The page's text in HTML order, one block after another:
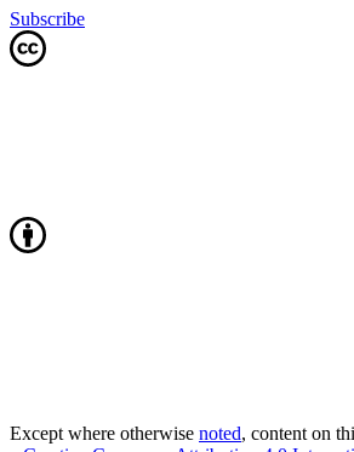
Subscribe
Except where otherwise noted, content on